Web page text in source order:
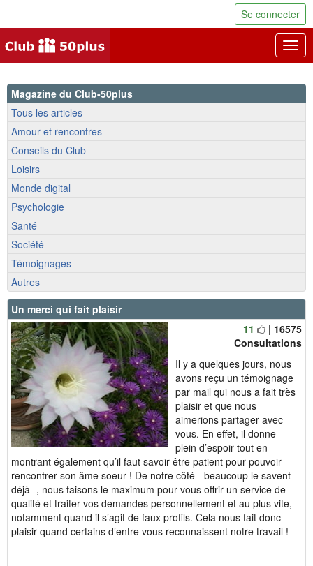
Se connecter
Magazine du Club-50plus
Tous les articles
Amour et rencontres
Conseils du Club
Loisirs
Monde digital
Psychologie
Santé
Société
Témoignages
Autres
Un merci qui fait plaisir
11
| 16575
Consultations
Il y a quelques jours, nous
avons reçu un témoignage
par mail qui nous a fait très
plaisir et que nous
aimerions partager avec
vous. En effet, il donne
plein d’espoir tout en
montrant également qu’il faut savoir être patient pour pouvoir
rencontrer son âme soeur ! De notre côté - beaucoup le savent
déjà -, nous faisons le maximum pour vous offrir un service de
qualité et traiter vos demandes personnellement et au plus vite,
notamment quand il s’agit de faux profils. Cela nous fait donc
plaisir quand certains d’entre vous reconnaissent notre travail !